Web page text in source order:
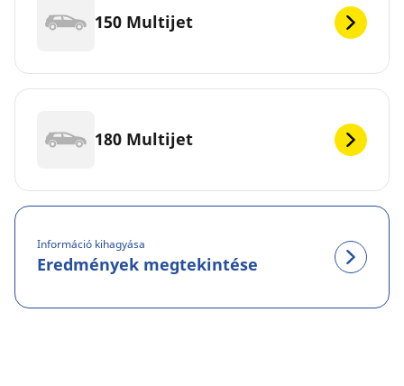
150 Multijet
180 Multijet
Információ kihagyása
Eredmények megtekintése